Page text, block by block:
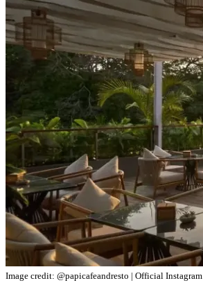
Image credit: @papicafeandresto | Official Instagram